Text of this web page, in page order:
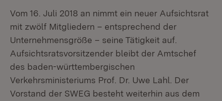
Vom 16. Juli 2018 an nimmt ein neuer Aufsichtsrat
mit zwölf Mitgliedern – entsprechend der
Unternehmensgröße – seine Tätigkeit auf.
Aufsichtsratsvorsitzender bleibt der Amtschef
des baden-württembergischen
Verkehrsministeriums Prof. Dr. Uwe Lahl. Der
Vorstand der SWEG besteht weiterhin aus dem